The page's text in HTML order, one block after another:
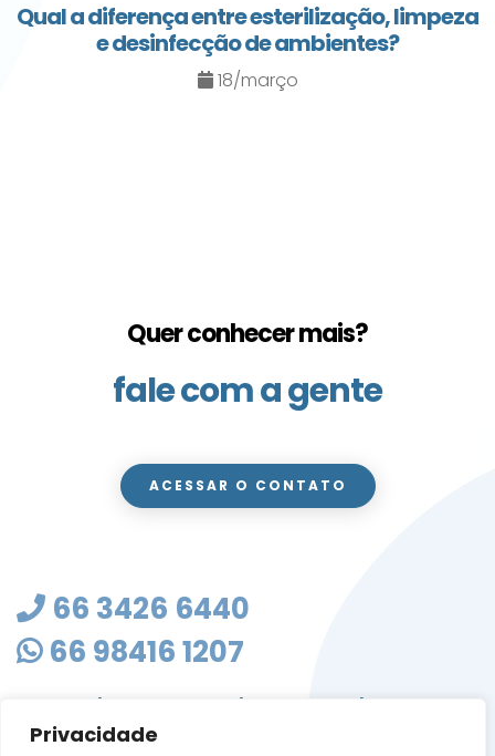
Privacidade
Qual a diferença entre esterilização, limpeza
e desinfecção de ambientes?
18/março
Quer conhecer mais?
fale com a gente
ACESSAR O CONTATO
66 3426 6440
66 98416 1207
masterclean@mastercleanmt.com.br
Rua Sete de Setembro, 103 - Vila Birigui